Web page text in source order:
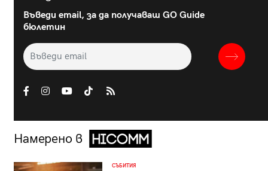
Въведи email, за да получаваш GO Guide
бюлетин
Намерено в
СЪБИТИЯ